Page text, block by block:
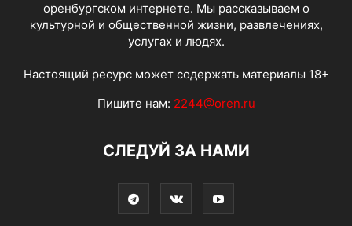
оренбургском интернете. Мы рассказываем о
культурной и общественной жизни, развлечениях,
услугах и людях.
Настоящий ресурс может содержать материалы 18+
Пишите нам: 2244@oren.ru
СЛЕДУЙ ЗА НАМИ